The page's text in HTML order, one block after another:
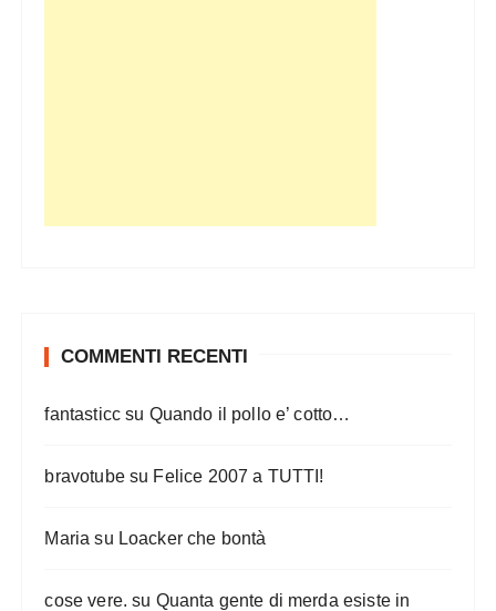
COMMENTI RECENTI
fantasticc su Quando il pollo e’ cotto…
bravotubesu Felice 2007 a TUTTI!
Maria su Loacker che bontà
cose vere. su Quanta gente di merda esiste in